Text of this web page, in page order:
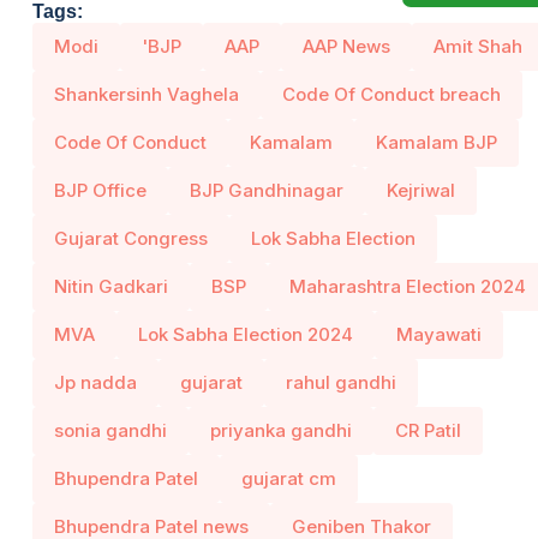
Tags:
Modi 'BJP AAP AAP News Amit Shah
Shankersinh Vaghela Code Of Conduct breach
Code Of Conduct Kamalam Kamalam BJP
BJP Office BJP Gandhinagar Kejriwal
Gujarat Congress Lok Sabha Election
Nitin Gadkari BSP Maharashtra Election 2024
MVA Lok Sabha Election 2024 Mayawati
Jp nadda gujarat rahul gandhi
sonia gandhi priyanka gandhi CR Patil
Bhupendra Patel gujarat cm
Bhupendra Patel news Geniben Thakor